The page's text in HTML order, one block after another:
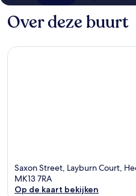
Over deze buurt
Saxon Street, Layburn Court,
MK13 7RA
Op de kaart bekijken